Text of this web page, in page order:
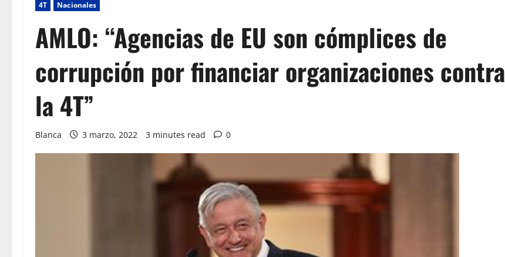
4T Nacionales
AMLO: “Agencias de EU son cómplices de
corrupción por financiar organizaciones contra
la 4T”
Blanca 3 marzo, 2022 3 minutes read 0